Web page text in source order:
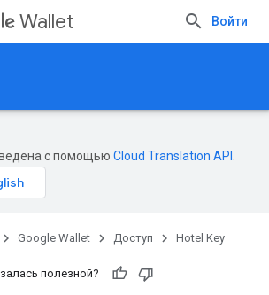
Wallet Войти
с помощью Cloud Translation API
Google Wallet Доступ Hotel Key
полезной?